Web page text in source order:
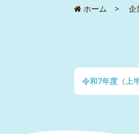
ホーム > 企
令和7年度（上